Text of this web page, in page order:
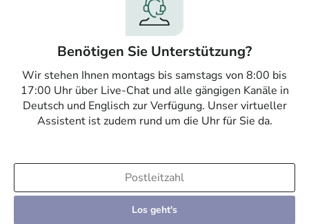
Benötigen Sie Unterstützung?
Wir stehen Ihnen montags bis samstags von 8:00 bis
17:00 Uhr über Live-Chat und alle gängigen Kanäle in
Deutsch und Englisch zur Verfügung. Unser virtueller
Assistent ist zudem rund um die Uhr für Sie da.
Los geht's